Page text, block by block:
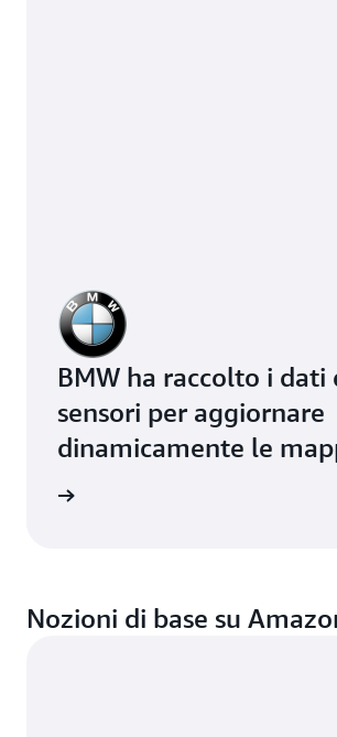
BMW ha raccolto i dati
sensori per aggiornare
dinamicamente le
Nozioni di base su